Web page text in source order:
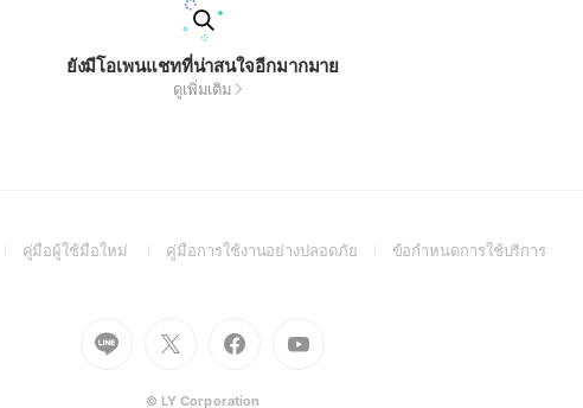
ยังมีโอเพนแชทที่น่าสนใจอีกมากมาย
ดูเพิ่มเติม
คู่มือผู้ใช้มือใหม่
(Open
window)
คู่มือการใช้งานอย่างปลอดภัย(Openข้อกำหนดการใช้บริการ(Open
Go
to
(Open
Go
to
(Open
Go
to
(Open
to
© LY Corporation